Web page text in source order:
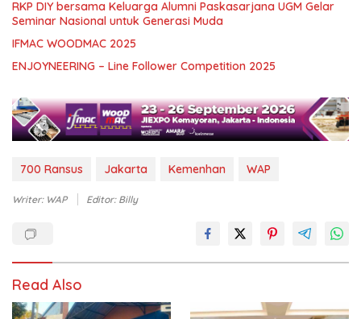
RKP DIY bersama Keluarga Alumni Paskasarjana UGM Gelar
Seminar Nasional untuk Generasi Muda
IFMAC WOODMAC 2025
ENJOYNEERING – Line Follower Competition 2025
700 Ransus Jakarta Kemenhan WAP
Writer: WAP Editor: Billy
Read Also